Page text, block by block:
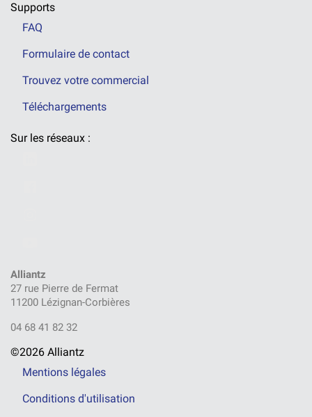
Supports
FAQ
Formulaire de contact
Trouvez votre commercial
Téléchargements
Sur les réseaux :
Alliantz
27 rue Pierre de Fermat
11200 Lézignan-Corbières
04 68 41 82 32
©2026 Alliantz
Mentions légales
Conditions d'utilisation